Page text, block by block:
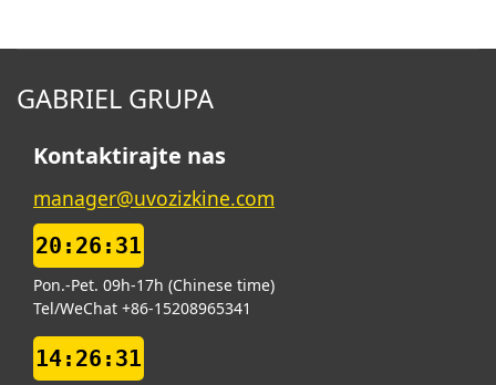
GABRIEL GRUPA
Kontaktirajte nas
manager@uvozizkine.com
20:26:32
Pon.-Pet. 09h-17h (Chinese time)
Tel/WeChat +86-15208965341
14:26:32